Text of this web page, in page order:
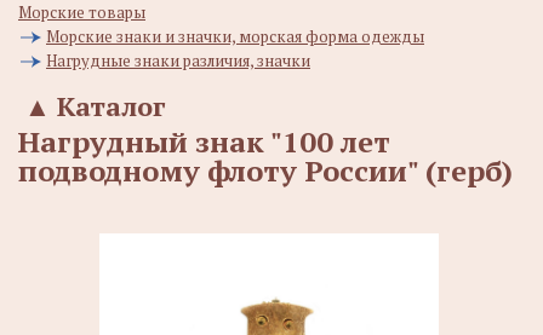
Морские товары
Морские знаки и значки, морская форма одежды
Нагрудные знаки различия, значки
Каталог
▲
Нагрудный знак "100 лет
подводному флоту России" (герб)